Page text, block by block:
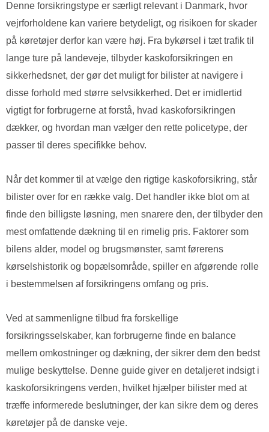
Denne forsikringstype er særligt relevant i Danmark, hvor
vejrforholdene kan variere betydeligt, og risikoen for skader
på køretøjer derfor kan være høj. Fra bykørsel i tæt trafik til
lange ture på landeveje, tilbyder kaskoforsikringen en
sikkerhedsnet, der gør det muligt for bilister at navigere i
disse forhold med større selvsikkerhed. Det er imidlertid
vigtigt for forbrugerne at forstå, hvad kaskoforsikringen
dækker, og hvordan man vælger den rette policetype, der
passer til deres specifikke behov.
Når det kommer til at vælge den rigtige kaskoforsikring, står
bilister over for en række valg. Det handler ikke blot om at
finde den billigste løsning, men snarere den, der tilbyder den
mest omfattende dækning til en rimelig pris. Faktorer som
bilens alder, model og brugsmønster, samt førerens
kørselshistorik og bopælsområde, spiller en afgørende rolle
i bestemmelsen af forsikringens omfang og pris.
Ved at sammenligne tilbud fra forskellige
forsikringsselskaber, kan forbrugerne finde en balance
mellem omkostninger og dækning, der sikrer dem den bedst
mulige beskyttelse. Denne guide giver en detaljeret indsigt i
kaskoforsikringens verden, hvilket hjælper bilister med at
træffe informerede beslutninger, der kan sikre dem og deres
køretøjer på de danske veje.